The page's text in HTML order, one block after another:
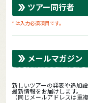
ツアー同行者
* は入力必須項目です。
メールマガジン
新しいツアーの発表や追加
最新情報をお届けします。
（同じメールアドレスは重